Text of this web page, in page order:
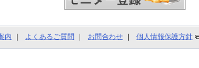
内 よくあるご質問 お問合わせ 個人情報保護方針